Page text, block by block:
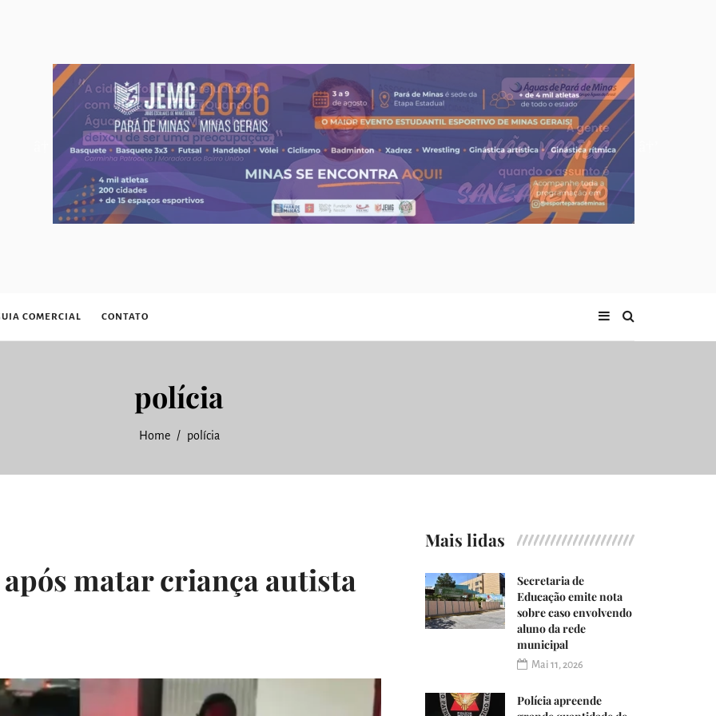
COMERCIAL CONTATO
polícia
Home polícia
matar criança autista
Mais lidas
Secretaria de
Educação emite nota
sobre caso envolvendo
aluno da rede
municipal
Mai 11, 2026
Polícia apreende